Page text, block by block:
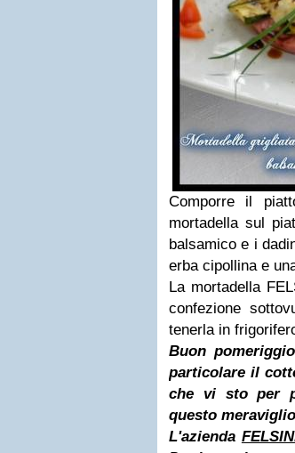
Comporre il
mortadella sul
balsamico e i
erba cipollina e
La mortadella
confezione
tenerla in
Buon
particolare il
che vi sto per
questo
L'azienda